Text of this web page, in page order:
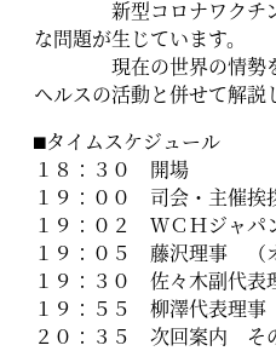
新型コロナワクチン
な問題が生じています。
現在の世界の情勢を
ヘルスの活動と併せて解説
⬛︎タイムスケジュール
１８：３０ 開場
１９：００ 司会・主催挨
１９：０２ ＷＣＨジャ
１９：０５ 藤沢理事 （
１９：３０ 佐々木副代
１９：５５ 柳澤代表理
２０：３５ 次回案内 そ